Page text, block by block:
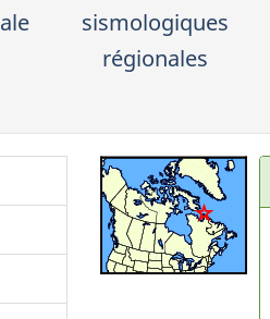
sismologiques
régionales